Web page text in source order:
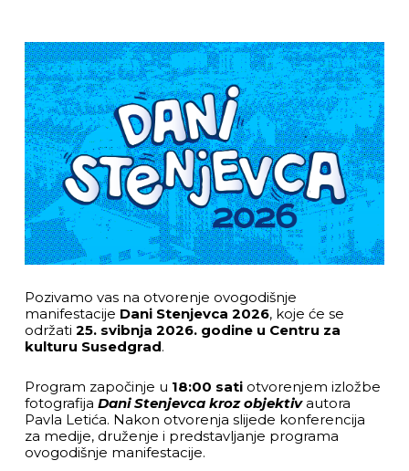
Pozivamo vas na otvorenje ovogodišnje
manifestacije Dani Stenjevca 2026, koje će se
održati25. svibnja 2026. godine u Centru za
kulturu Susedgrad.
Program započinje u 18:00 sati otvorenjem izložbe
fotografijaDani Stenjevca kroz objektivautora
Pavla Letića. Nakon otvorenja slijede konferencija
za medije, druženje i predstavljanje programa
ovogodišnje manifestacije.